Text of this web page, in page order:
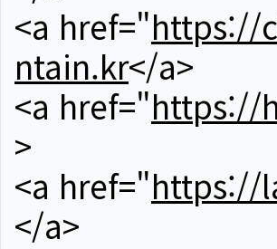
<a href="https://
ntain.kr</a>
<a href="https://
>
<a href="https://
</a>